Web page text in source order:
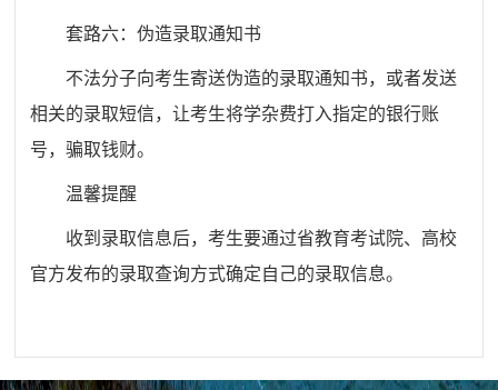
套路六：伪造录取通知书
不法分子向考生寄送伪造的录取通知书，或者发送
相关的录取短信，让考生将学杂费打入指定的银行账
号，骗取钱财。
温馨提醒
收到录取信息后，考生要通过省教育考试院、高校
官方发布的录取查询方式确定自己的录取信息。